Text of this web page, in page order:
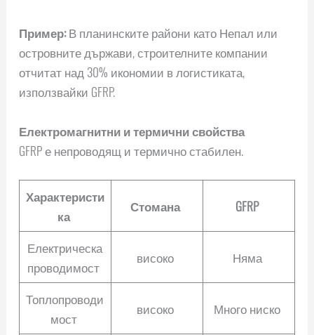
Пример:В планинските райони като Непал или
островните държави, строителните компании
отчитат над 30% икономии в логистиката,
използвайки GFRP.
Електромагнитни и термични свойства
GFRP е непроводящ и термично стабилен.
Характеристи
ка
Стомана GFRP
Електрическа
проводимост
високо Няма
Топлопроводи
мост
високо Много ниско